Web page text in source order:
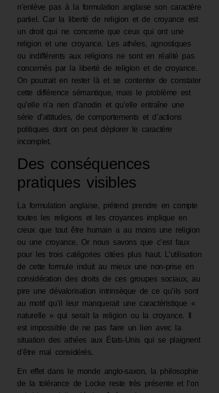
n’enlève pas à la formulation anglaise son caractère
partiel. Car la liberté de religion et de croyance est
un droit qui ne concerne que ceux qui ont une
religion et une croyance. Les athées, agnostiques
ou indifférents aux religions ne sont en réalité pas
concernés par la liberté de religion et de croyance.
On pourrait en rester là et se contenter de constater
cette différence sémantique, mais le problème est
qu’elle n’a rien d’anodin et qu’elle entraîne une
série d’attitudes, de comportements et d’actions
politiques dont on peut déplorer le caractère
incomplet.
Des conséquences
pratiques visibles
La formulation anglaise, prétend prendre en compte
toutes les religions et les croyances implique en
creux que tout être humain a au moins une religion
ou une croyance. Or nous savons que c’est faux
pour les trois catégories citées plus haut. L’utilisation
de cette formule induit au mieux une non-prise en
considération des droits de ces groupes sociaux, au
pire une dévalorisation intrinsèque de ce qu’ils sont
au motif qu’il leur manquerait une caractéristique «
naturelle » qui serait la religion ou la croyance. Il
est impossible de ne pas faire un lien avec la
situation des athées aux États-Unis qui se plaignent
d’être mal considérés.
En effet dans le monde anglo-saxon, la philosophie
de la tolérance de Locke reste très présente et l’on